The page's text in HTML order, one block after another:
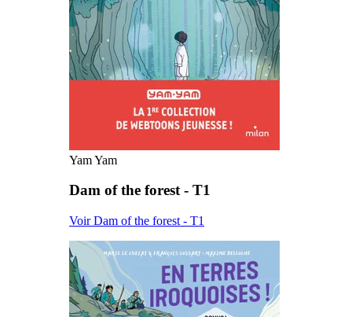
Yam Yam
Dam of the forest - T1
Voir Dam of the forest - T1